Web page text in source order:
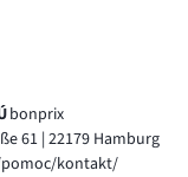
bonprix
61 | 22179 Hamburg
pomoc/kontakt/